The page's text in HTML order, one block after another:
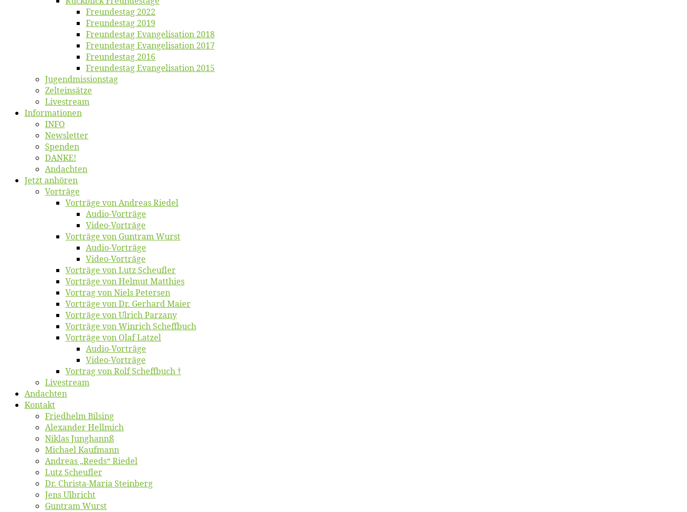
Freun­des­tag 2022
Freun­des­tag 2019
Freun­des­tag Evan­ge­li­sa­ti­on 2018
Freun­des­tag Evan­ge­li­sa­ti­on 2017
Freun­des­tag 2016
Freun­des­tag Evan­ge­li­sa­ti­on 2015
Jugend­mis­sions­tag
Zelt­ein­sät­ze
Live­stream
Informatio­nen
INFO
News­let­ter
Spen­den
DANKE!
An­dach­ten
Jetzt an­hö­ren
Vor­trä­ge
Vor­trä­ge von An­dre­as Riedel
Au­dio-Vor­trä­ge
Vi­deo-Vor­trä­ge
Vor­trä­ge von Gun­tram Wurst
Au­dio-Vor­trä­ge
Vi­deo-Vor­trä­ge
Vor­trä­ge von Lutz Scheufler
Vor­trä­ge von Hel­mut Matthies
Vor­trag von Niels Petersen
Vor­trä­ge von Dr. Ger­hard Maier
Vor­trä­ge von Ul­rich Parzany
Vor­trä­ge von Win­rich Scheffbuch
Vor­trä­ge von Olaf Latzel
Au­dio-Vor­trä­ge
Vi­deo-Vor­trä­ge
Vor­trag von Rolf Scheffbuch †
Live­stream
An­dach­ten
Kon­takt
Fried­helm Bilsing
Alex­an­der Hellmich
Ni­klas Junghannß
Mi­cha­el Kaufmann
An­dre­as „Reeds“ Riedel
Lutz Scheuf­ler
Dr. Chris­­ta-Ma­ria Steinberg
Jens Ulb­richt
Gun­tram Wurst